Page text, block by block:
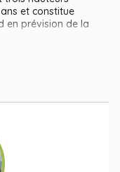
et constitue
en prévision de la
et effectuons des
de nombreuses
de nos clients et
Un peu mieux